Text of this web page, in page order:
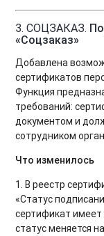
3. СОЦЗАКАЗ.
«Соцзаказ»
Добавлена
сертификатов
Функция
требований:
документом и
сотрудником
Что изменилось
1. В реестр
«Статус
сертификат имеет
статус меняется